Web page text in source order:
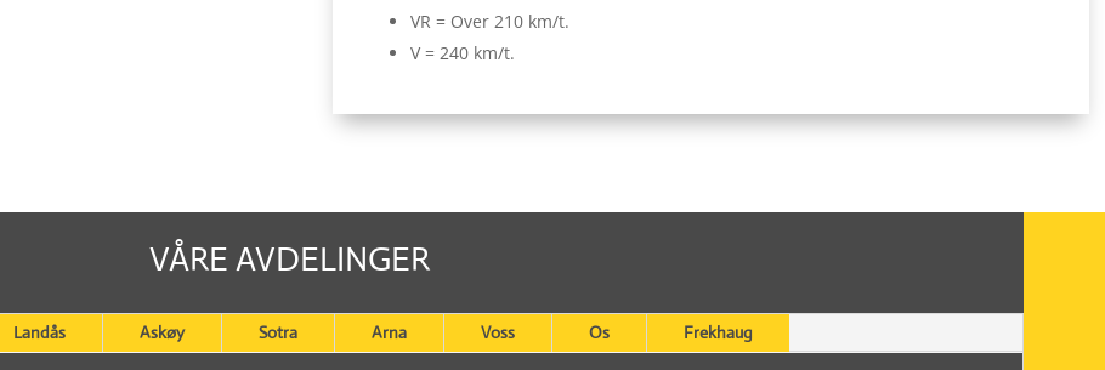
VR = Over 210 km/t.
V = 240 km/t.
VÅRE AVDELINGER
Landås Askøy Sotra Arna Voss Os Frekhaug